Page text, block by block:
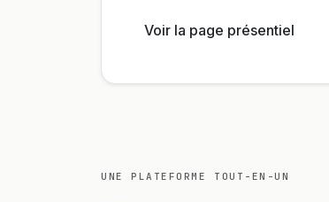
Voir la page présentiel
UNE PLATEFORME TOUT-EN-UN